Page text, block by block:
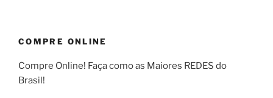
COMPRE ONLINE
Compre Online! Faça como as Maiores REDES do
Brasil!